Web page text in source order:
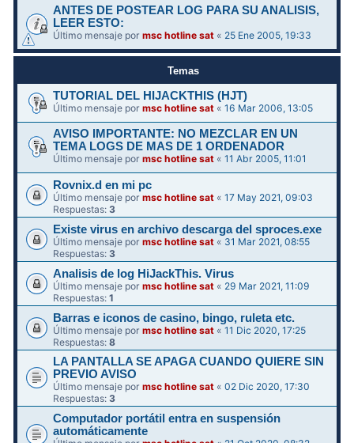
ANTES DE POSTEAR LOG PARA SU ANALISIS,
LEER ESTO:
Último mensaje pormsc hotline sat « 25 Ene 2005, 19:33
Temas
TUTORIAL DEL HIJACKTHIS (HJT)
Último mensaje pormsc hotline sat «16 Mar 2006, 13:05
AVISO IMPORTANTE: NO MEZCLAR EN UN
TEMA LOGS DE MAS DE 1 ORDENADOR
Último mensaje pormsc hotline sat «11 Abr 2005, 11:01
Rovnix.d en mi pc
Último mensaje pormsc hotline sat «17 May 2021, 09:03
Respuestas:3
Existe virus en archivo descarga del sproces.exe
Último mensaje pormsc hotline sat « 31 Mar 2021, 08:55
Respuestas: 3
Analisis de log HiJackThis. Virus
Último mensaje pormsc hotline sat « 29 Mar 2021, 11:09
Respuestas:1
Barras e iconos de casino, bingo, ruleta etc.
Último mensaje pormsc hotline sat «11 Dic 2020, 17:25
Respuestas:8
LA PANTALLA SE APAGA CUANDO QUIERE SIN
PREVIO AVISO
Último mensaje pormsc hotline sat «02 Dic 2020, 17:30
Respuestas:3
Computador portátil entra en suspensión
automáticamente